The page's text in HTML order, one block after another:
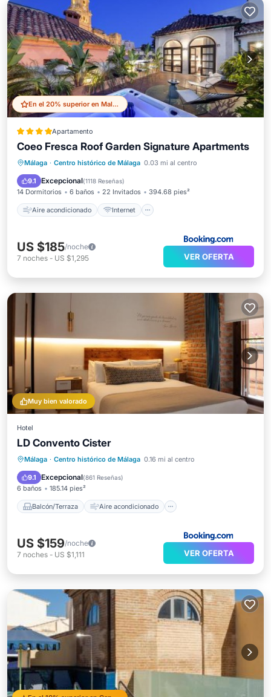
En el 20% superior en Malaga Historic Centre
Apartamento
Coeo Fresca Roof Garden Signature Apartments
Málaga · Centro histórico de Málaga 0.03 mi al centro
9.1 Excepcional(1118 Reseñas)
14 Dormitorios 6 baños 22 Invitados 394.68 pies²
Aire acondicionado Internet
Aire acondicionado
Internet
Apto para niños
US $185/noche
7 noches - US $1,295 VER OFERTA
Muy bien valorado
Hotel
LD Convento Cister
Málaga · Centro histórico de Málaga 0.16 mi al centro
9.1 Excepcional(861 Reseñas)
6 baños 185.14 pies²
Balcón/Terraza Aire acondicionado
Balcón/Terraza
Aire acondicionado
Internet
Accesibilidad
US $159/noche
7 noches - US $1,111 VER OFERTA